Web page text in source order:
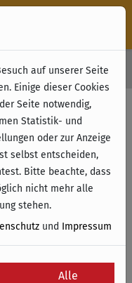
Deutschlands)
auf unserer Seite
Einige dieser Cookies
Seite notwendig,
Statistik- und
oder zur Anzeige
selbst entscheiden,
Bitte beachte, dass
nicht mehr alle
stehen.
und Impressum
Alle